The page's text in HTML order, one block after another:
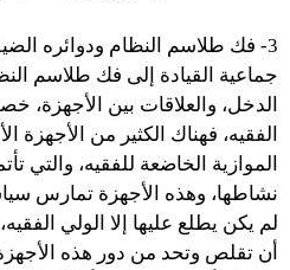
3- فك طلاسم النظام ودوائره
جماعية القيادة إلى فك طلاسم
الدخل، والعلاقات بين الأجهزة،
الفقيه، فهناك الكثير من الأجهزة
الموازية الخاضعة للفقيه، والتي
نشاطها، وهذه الأجهزة تمارس
لم يكن يطلع عليها إلا الولي
أن تقلص وتحد من دور هذه